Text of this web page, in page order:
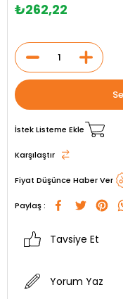
₺262,22
İstek Listeme Ekle
Karşılaştır
Fiyat Düşünce Haber Ver
Paylaş :
Tavsiye Et
Yorum Yaz